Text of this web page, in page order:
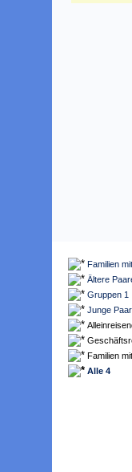
Familien
Ältere
Gruppen 1
Junge
Familien
Alle 4